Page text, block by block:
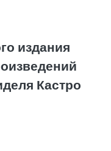
издания
Кастро